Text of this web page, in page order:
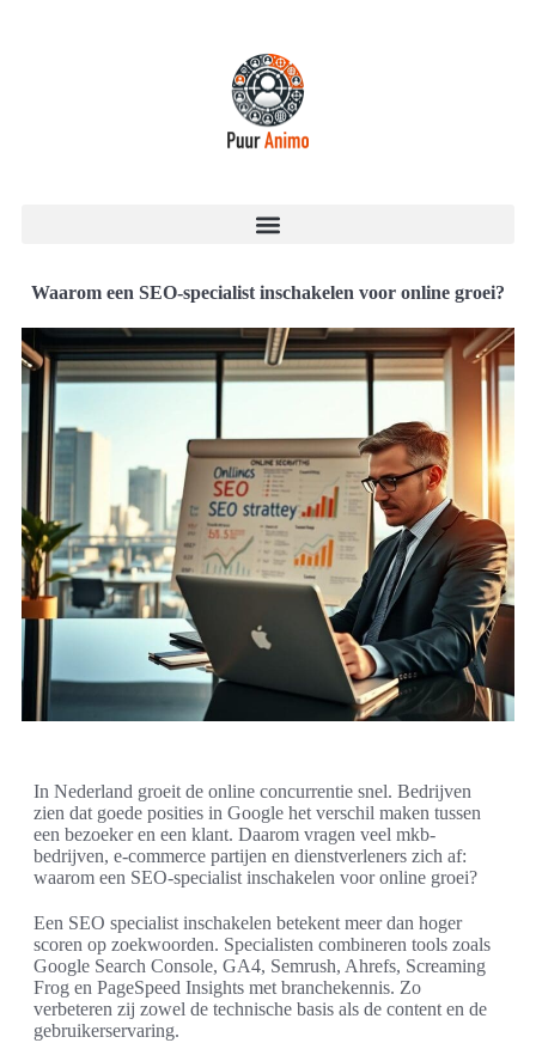
Waarom een SEO-specialist inschakelen voor online groei?
In Nederland groeit de online concurrentie snel. Bedrijven
zien dat goede posities in Google het verschil maken tussen
een bezoeker en een klant. Daarom vragen veel mkb-
bedrijven, e-commerce partijen en dienstverleners zich af:
waarom een SEO-specialist inschakelen voor online groei?
Een SEO specialist inschakelen betekent meer dan hoger
scoren op zoekwoorden. Specialisten combineren tools zoals
Google Search Console, GA4, Semrush, Ahrefs, Screaming
Frog en PageSpeed Insights met branchekennis. Zo
verbeteren zij zowel de technische basis als de content en de
gebruikerservaring.